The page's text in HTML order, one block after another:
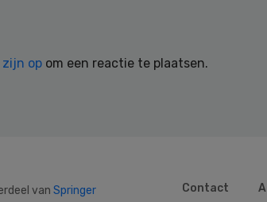
op om een reactie te plaatsen.
van Springer
Contact